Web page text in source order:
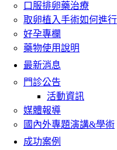
口服排卵藥治療
取卵植入手術如何進行
好孕專欄
藥物使用說明
最新消息
門診公告
活動資訊
媒體報導
國內外專題演講&學術
成功案例